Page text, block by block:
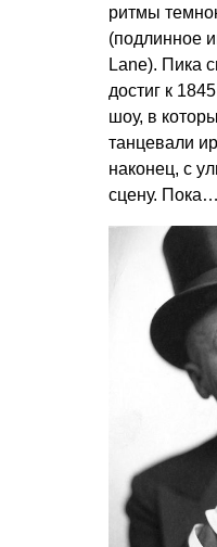
ритмы
(подлинное
Lane). Пика
достиг к
шоу, в
танцевали
наконец, с
сцену.